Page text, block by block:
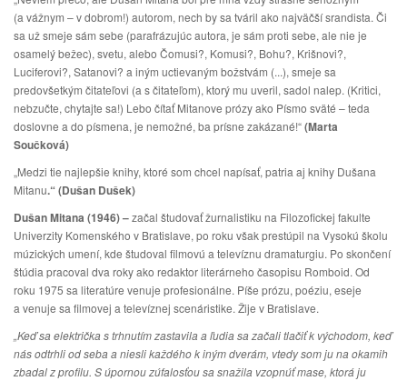
(a vážnym – v dobrom!) autorom, nech by sa tváril ako najväčší srandista. Či
sa už smeje sám sebe (parafrázujúc autora, je sám proti sebe, ale nie je
osamelý bežec), svetu, alebo Čomusi?, Komusi?, Bohu?, Krišnovi?,
Luciferovi?, Satanovi? a iným uctievaným božstvám (...), smeje sa
predovšetkým čitateľovi (a s čitateľom), ktorý mu uveril, sadol nalep. (Kritici,
nebzučte, chytajte sa!) Lebo čítať Mitanove prózy ako Písmo sväté – teda
doslovne a do písmena, je nemožné, ba prísne zakázané!“(Marta
Součková)
„Medzi tie najlepšie knihy, ktoré som chcel napísať, patria aj knihy Dušana
Mitanu.“ (Dušan Dušek)
Dušan Mitana (1946) –začal študovať žurnalistiku na Filozofickej fakulte
Univerzity Komenského v Bratislave, po roku však prestúpil na Vysokú školu
múzických umení, kde študoval filmovú a televíznu dramaturgiu. Po skončení
štúdia pracoval dva roky ako redaktor literárneho časopisu Romboid. Od
roku 1975 sa literatúre venuje profesionálne. Píše prózu, poéziu, eseje
a venuje sa filmovej a televíznej scenáristike. Žije v Bratislave.
„Keď sa električka s trhnutím zastavila a ľudia sa začali tlačiť k východom, keď
nás odtrhli od seba a niesli každého k iným dverám, vtedy som ju na okamih
zbadal z profilu. S úpornou zúfalosťou sa snažila vzopnúť mase, ktorá ju